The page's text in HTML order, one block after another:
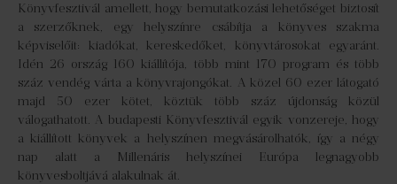
Könyvfesztivál amellett, hogy bemutatkozási lehetőséget biztosít
a szerzőknek, egy helyszínre csábítja a könyves szakma
képviselőit: kiadókat, kereskedőket, könyvtárosokat egyaránt.
Idén 26 ország 160 kiállítója, több mint 170 program és több
száz vendég várta a könyvrajongókat. A közel 60 ezer látogató
majd 50 ezer kötet, köztük több száz újdonság közül
válogathatott. A budapesti Könyvfesztivál egyik vonzereje, hogy
a kiállított könyvek a helyszínen megvásárolhatók, így a négy
nap alatt a Millenáris helyszínei Európa legnagyobb
könyvesboltjává alakulnak át.